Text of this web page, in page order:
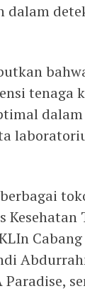
dalam
tenaga
Paradise,